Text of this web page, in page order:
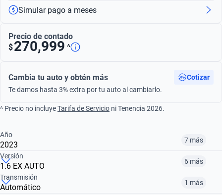
Simular pago a meses
Precio de contado
$270,999 ᴬ
Cambia tu auto y obtén más
Cotizar
Te damos hasta 3% extra por tu auto al cambiarlo.
ᴬ Precio no incluyeTarifa de Servicio ni Tenencia 2026.
Año
2023 7 más
¿Comparar versiones? → Pregúntale a KOPI
Versión
1.6 EX AUTO 6 más
¿Comparar versiones? → Pregúntale a KOPI
Transmisión
Automático 1 más